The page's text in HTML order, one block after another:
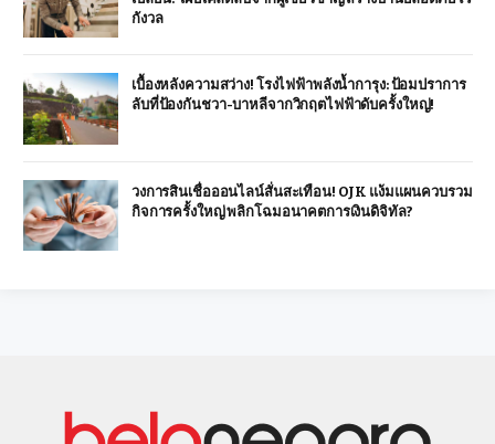
กังวล
เบื้องหลังความสว่าง! โรงไฟฟ้าพลังน้ำการุง: ป้อมปราการ
ลับที่ป้องกันชวา-บาหลีจากวิกฤตไฟฟ้าดับครั้งใหญ่!
วงการสินเชื่อออนไลน์สั่นสะเทือน! OJK แง้มแผนควบรวม
กิจการครั้งใหญ่ พลิกโฉมอนาคตการเงินดิจิทัล?